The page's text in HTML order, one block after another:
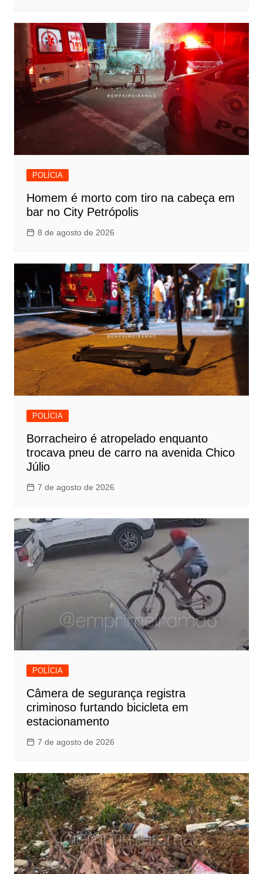
POLÍCIA
Homem é morto com tiro na cabeça em
bar no City Petrópolis
8 de agosto de 2026
POLÍCIA
Borracheiro é atropelado enquanto
trocava pneu de carro na avenida Chico
Júlio
7 de agosto de 2026
POLÍCIA
Câmera de segurança registra
criminoso furtando bicicleta em
estacionamento
7 de agosto de 2026